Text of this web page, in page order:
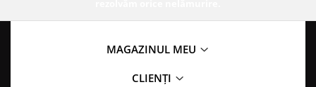
MAGAZINUL MEU
CLIENȚI